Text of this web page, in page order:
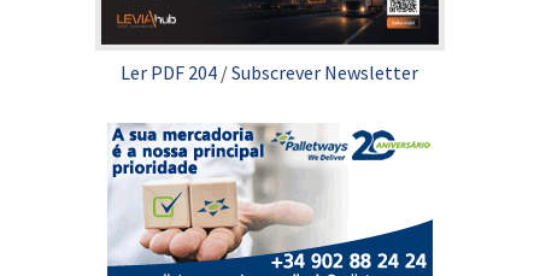
Ler PDF 204 /Subscrever Newsletter